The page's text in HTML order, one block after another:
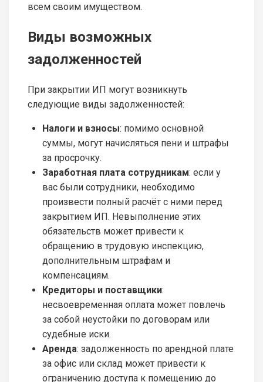
всем своим имуществом.
Виды возможных
задолженностей
При закрытии ИП могут возникнуть
следующие виды задолженностей:
Налоги и взносы: помимо основной
суммы, могут начисляться пени и штрафы
за просрочку.
Заработная плата сотрудникам: если у
вас были сотрудники, необходимо
произвести полный расчёт с ними перед
закрытием ИП. Невыполнение этих
обязательств может привести к
обращению в трудовую инспекцию,
дополнительным штрафам и
компенсациям.
Кредиторы и поставщики:
несвоевременная оплата может повлечь
за собой неустойки по договорам или
судебные иски.
Аренда: задолженность по арендной плате
за офис или склад может привести к
ограничению доступа к помещению до